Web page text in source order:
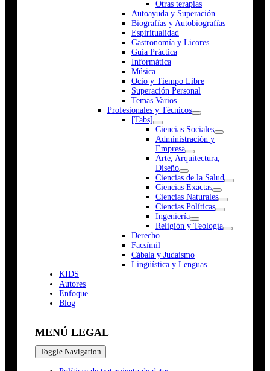
Otras terapias
Autoayuda y Superación
Biografías y Autobiografías
Espiritualidad
Gastronomía y Licores
Guía Práctica
Informática
Música
Ocio y Tiempo Libre
Superación Personal
Temas Varios
Profesionales y Técnicos
[Tabs]
Ciencias Sociales
Administración y
Empresa
Arte, Arquitectura,
Diseño
Ciencias de la Salud
Ciencias Exactas
Ciencias Naturales
Ciencias Políticas
Ingeniería
Religión y Teología
Derecho
Facsímil
Cábala y Judaísmo
Lingüística y Lenguas
KIDS
Autores
Enfoque
Blog
MENÚ LEGAL
Toggle Navigation